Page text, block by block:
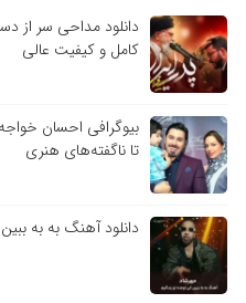
دانلود مداحی سر از
کامل و کیفیت عالی
بیوگرافی احسان
تا ناگفته‌های هنری
دانلود آهنگ به به